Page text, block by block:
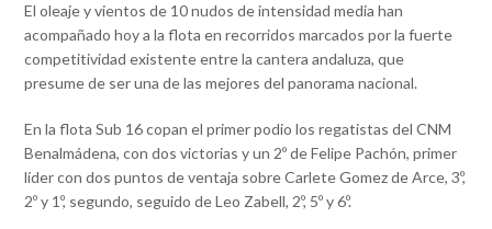
El oleaje y vientos de 10 nudos de intensidad media han
acompañado hoy a la flota en recorridos marcados por la fuerte
competitividad existente entre la cantera andaluza, que
presume de ser una de las mejores del panorama nacional.
En la flota Sub 16 copan el primer podio los regatistas del CNM
Benalmádena, con dos victorias y un 2º de Felipe Pachón, primer
líder con dos puntos de ventaja sobre Carlete Gomez de Arce, 3º,
2º y 1º, segundo, seguido de Leo Zabell, 2º, 5º y 6º.